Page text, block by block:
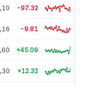
-97.32
-9.81
+45.09
+12.32